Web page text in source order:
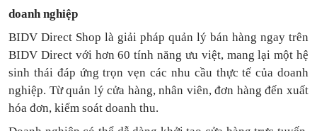
doanh nghiệp
BIDV Direct Shop là giải pháp quản lý bán hàng ngay trên
BIDV Direct với hơn 60 tính năng ưu việt, mang lại một hệ
sinh thái đáp ứng trọn vẹn các nhu cầu thực tế của doanh
nghiệp. Từ quản lý cửa hàng, nhân viên, đơn hàng đến xuất
hóa đơn, kiểm soát doanh thu.